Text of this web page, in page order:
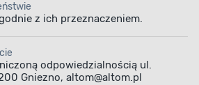
z ich przeznaczeniem.
odpowiedzialnością ul.
Gniezno, altom@altom.pl